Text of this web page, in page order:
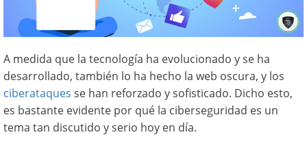
A medida que la tecnología ha evolucionado y se ha
desarrollado, también lo ha hecho la web oscura, y los
ciberataques se han reforzado y sofisticado. Dicho esto,
es bastante evidente por qué la ciberseguridad es un
tema tan discutido y serio hoy en día.